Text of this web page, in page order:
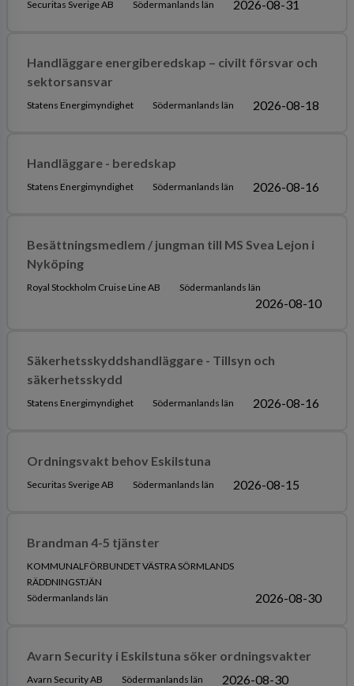
Securitas Sverige AB Södermanlands län 2026-08-31
Handläggare energiberedskap – civilt försvar och
sektorsansvar
Statens Energimyndighet Södermanlands län 2026-08-18
Handläggare - beredskap
Statens Energimyndighet Södermanlands län 2026-08-16
Besättningsmedlem / jungman till MS Svea Lejon i
Nyköping
Royal Stockholm Cruise Line AB Södermanlands län
2026-08-10
Säkerhetsskyddshandläggare - Tillsyn och
säkerhetsskydd
Statens Energimyndighet Södermanlands län 2026-08-16
Ordningsvakt behov Eskilstuna
Securitas Sverige AB Södermanlands län 2026-08-15
Brandman 4-5 tjänster
KOMMUNALFÖRBUNDET VÄSTRA SÖRMLANDS
RÄDDNINGSTJÄN
Södermanlands län
2026-08-30
Avarn Security i Eskilstuna söker ordningsvakter
Avarn Security AB Södermanlands län 2026-08-30